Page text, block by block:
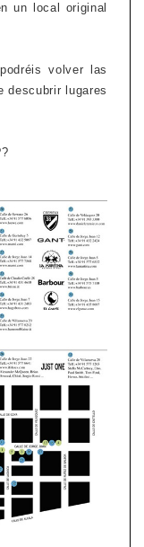
un local original
volver las
descubrir lugares